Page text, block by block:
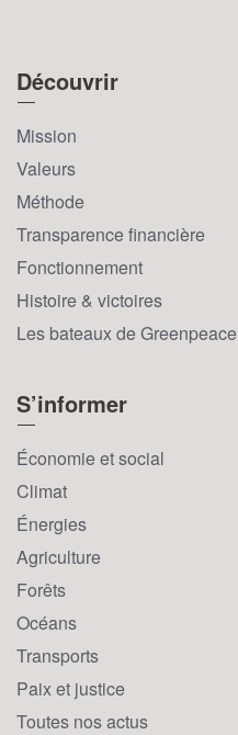
Découvrir
Mission
Valeurs
Méthode
Transparence financière
Fonctionnement
Histoire & victoires
Les bateaux de Greenpeace
S’informer
Économie et social
Climat
Énergies
Agriculture
Forêts
Océans
Transports
Paix et justice
Toutes nos actus